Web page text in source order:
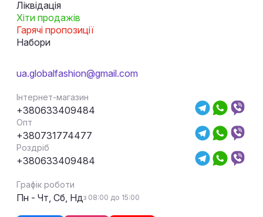
Ліквідація
Хіти продажів
Гарячі пропозиції
Набори
ua.globalfashion@gmail.com
Інтернет-магазин
+380633409484
Опт
+380731774477
Роздріб
+380633409484
Графік роботи
Пн - Чт, Сб, Ндз 08:00 до 15:00